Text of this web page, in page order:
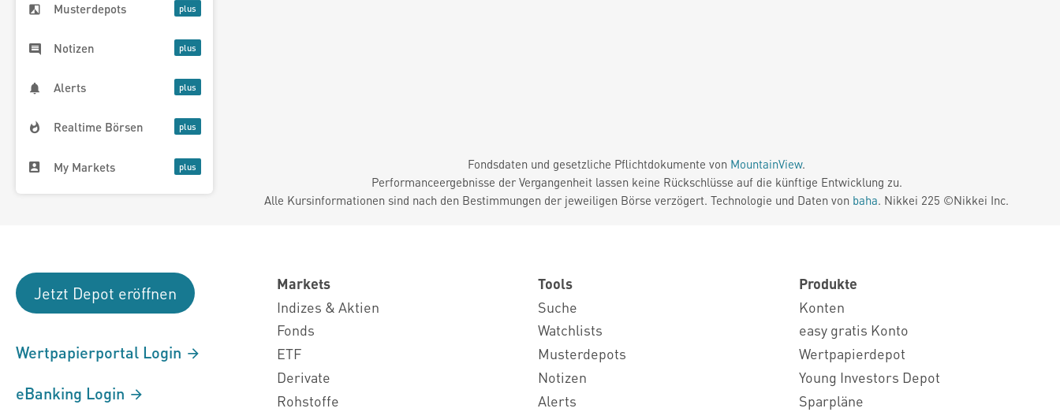
Musterdepots
Notizen
Alerts
Realtime Börsen
My Markets Fondsdaten und gesetzliche Pflichtdokumente von MountainView.
Performanceergebnisse der Vergangenheit lassen keine Rückschlüsse auf die künftige Entwicklung zu.
Alle Kursinformationen sind nach den Bestimmungen der jeweiligen Börse verzögert. Technologie und Daten von baha. Nikkei 225 ©Nikkei Inc.
Jetzt Depot eröffnen
Wertpapierportal Login
eBanking Login
Markets
Indizes & Aktien
Fonds
ETF
Derivate
Rohstoffe
Tools
Suche
Watchlists
Musterdepots
Notizen
Alerts
Produkte
Konten
easy gratis Konto
Wertpapierdepot
Young Investors Depot
Sparpläne